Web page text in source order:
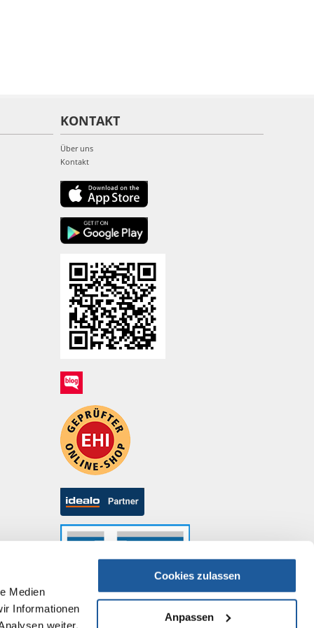
Medien
Informationen
weiter.
Cookies zulassen
Anpassen
KONTAKT
Über uns
Kontakt